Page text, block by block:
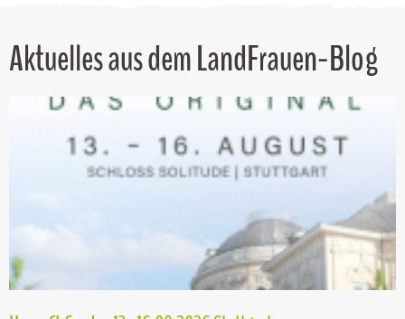
Aktuelles aus dem LandFrauen-Blog